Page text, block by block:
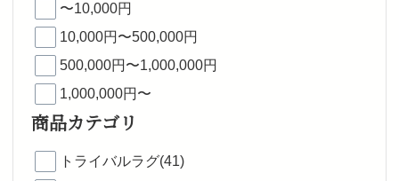
〜10,000円
10,000円〜500,000円
500,000円〜1,000,000円
1,000,000円〜
商品カテゴリ
トライバルラグ(41)